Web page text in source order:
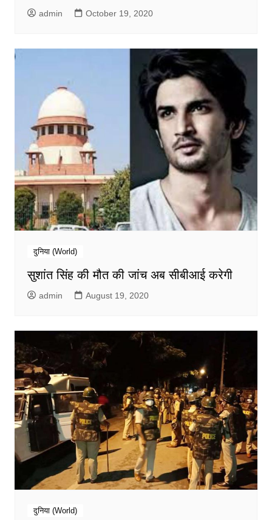
admin October 19, 2020
दुनिया (World)
सुशांत सिंह की मौत की जांच अब सीबीआई करेगी
admin August 19, 2020
दुनिया (World)